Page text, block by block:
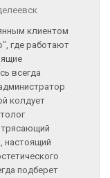
клиентом
где работают
всегда
колдует
настоящий
подберет